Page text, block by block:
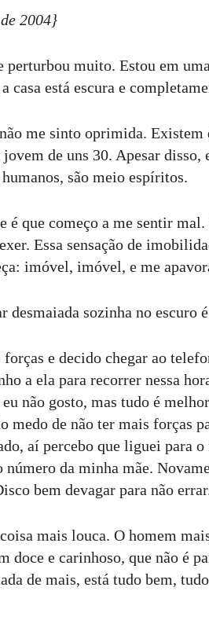
2004}
perturbou muito. Estou em
casa está escura e
me sinto oprimida.
de uns 30. Apesar
humanos, são meio espíritos.
é que começo a me sentir
Essa sensação de
imóvel, imóvel, e me
desmaiada sozinha no escuro
e decido chegar ao
a ela para recorrer nessa
não gosto, mas tudo é
medo de não ter mais forças
aí percebo que liguei para
número da minha mãe.
bem devagar para não
mais louca. O homem
doce e carinhoso, que não é
de mais, está tudo bem,